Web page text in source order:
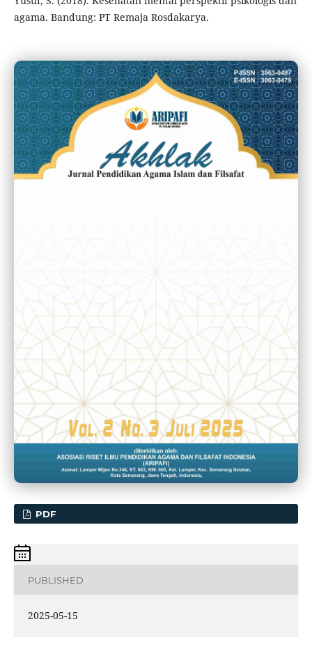
agama. Bandung: PT Remaja Rosdakarya.
PDF
PUBLISHED
2025-05-15